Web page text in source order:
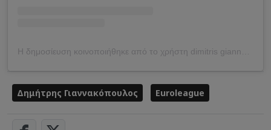
Δημήτρης Γιαννακόπουλος Euroleague